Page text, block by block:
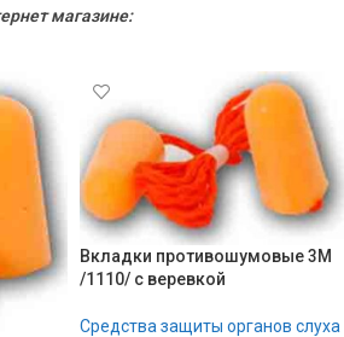
магазине:
Вкладки противошумовые 3M
/1110/ с веревкой
Средства защиты органов слуха